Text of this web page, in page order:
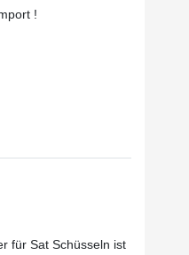
!
für Sat Schüsseln ist